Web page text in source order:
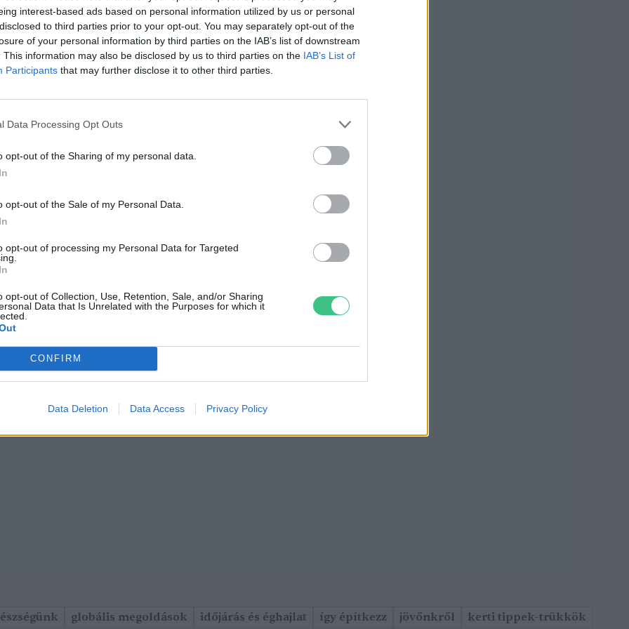
interest-based ads based on personal information utilized by us or personal
to third parties prior to your opt-out. You may separately opt-out of the
of your personal information by third parties on the IAB’s list of downstream
This information may also be disclosed by us to third parties on the IAB’s List of
Participants that may further disclose it to other third parties.
Data Processing Opt Outs
opt-out of the Sharing of my personal data.
opt-out of the Sale of my Personal Data.
opt-out of processing my Personal Data for Targeted
opt-out of Collection, Use, Retention, Sale, and/or Sharing
Data that Is Unrelated with the Purposes for which it
CONFIRM
Data Deletion Data Access Privacy Policy
nem akart még
lépni
Szemle 1 perc
MATE bekerült a világ 100
agráregyeteme közé
Szemle
globális megoldások időjárás és éghajlat így építkezz jövőnkről kerti tippek-trükkök